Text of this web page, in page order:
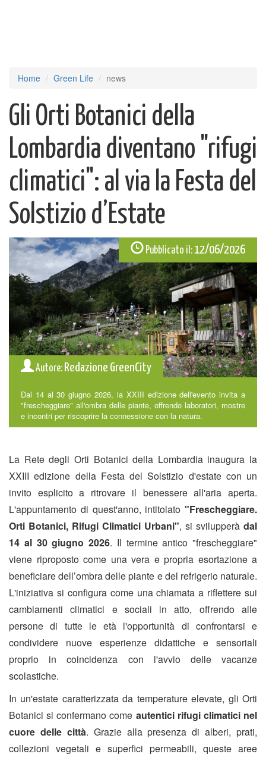
Home Green Life news
Gli Orti Botanici della
Lombardia diventano "rifugi
climatici": al via la Festa del
Solstizio d’Estate
Pubblicato il:12/06/2026
Autore: Redazione GreenCity
Dal 14 al 30 giugno 2026, la XXIII edizione dell'evento invita a
"frescheggiare" all'ombra delle piante, offrendo laboratori, mostre
e incontri per riscoprire la connessione con la natura.
La Rete degli Orti Botanici della Lombardia inaugura la
XXIII edizione della Festa del Solstizio d'estate con un
invito esplicito a ritrovare il benessere all'aria aperta.
L'appuntamento di quest'anno, intitolato "Frescheggiare.
Orti Botanici, Rifugi Climatici Urbani", si svilupperà dal
14 al 30 giugno 2026. Il termine antico "frescheggiare"
viene riproposto come una vera e propria esortazione a
beneficiare dell’ombra delle piante e del refrigerio naturale.
L'iniziativa si configura come una chiamata a riflettere sui
cambiamenti climatici e sociali in atto, offrendo alle
persone di tutte le età l'opportunità di confrontarsi e
condividere nuove esperienze didattiche e sensoriali
proprio in coincidenza con l'avvio delle vacanze
scolastiche.
In un'estate caratterizzata da temperature elevate, gli Orti
Botanici si confermano come autentici rifugi climatici nel
cuore delle città. Grazie alla presenza di alberi, prati,
collezioni vegetali e superfici permeabili, queste aree